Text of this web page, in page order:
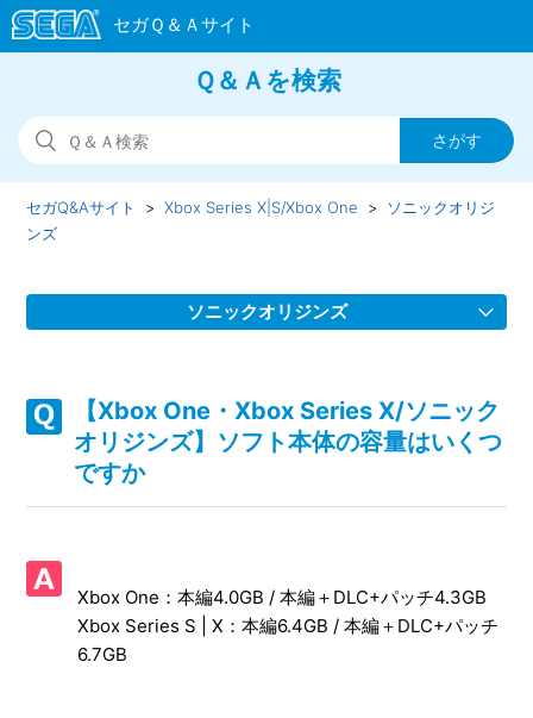
Ｑ＆Ａを検索
セガQ&Aサイト Xbox Series X|S/Xbox One
ソニックオリジ
ンズ
ソニックオリジンズ
／Epic Games Store 版の問い合わせ先はどこですか
【Xbox One・Xbox Series X/ソニックオリジンズ】取扱説
明書（マニュアル）はどこかで見られますか
機能に対応していますか、Xbox本体機能でのプレイ動画の
録画や、Twitch からのストリーム配信で制限されている機
能はありますか
【Xbox One・Xbox Series X/ソニック
オリジンズ】ソフト本体の容量はいくつ
ですか
Xbox One：本編4.0GB / 本編＋DLC+パッチ4.3GB
Xbox Series S | X：本編6.4GB / 本編＋DLC+パッチ
6.7GB